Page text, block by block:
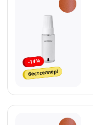
-14%
бестселлер!